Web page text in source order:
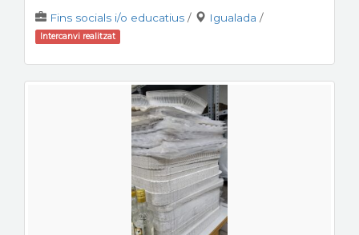
Fins socials i/o educatius / Igualada /
Intercanvi realitzat